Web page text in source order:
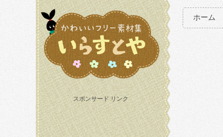
スポンサード リンク
ホーム